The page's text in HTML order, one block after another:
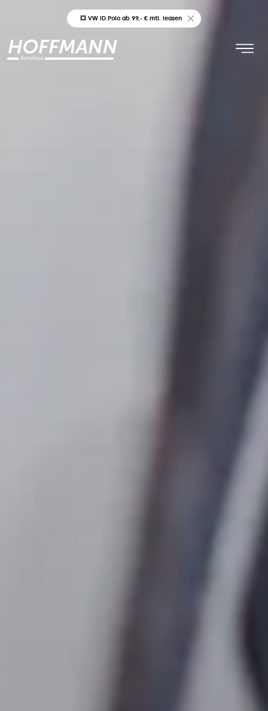
💥 VW ID.Polo ab 99,- € mtl. leasen